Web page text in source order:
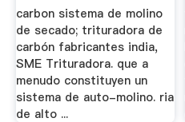
carbon sistema de molino
de secado; trituradora de
carbón fabricantes india,
SME Trituradora. que a
menudo constituyen un
sistema de auto-molino. ria
de alto ...